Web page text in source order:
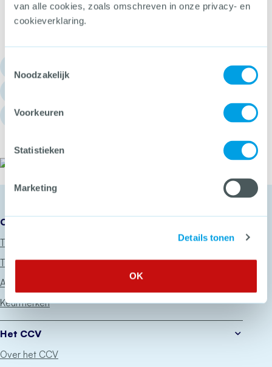
van alle cookies, zoals omschreven in onze privacy- en
cookieverklaring.
Noodzakelijk
Voorkeuren
Statistieken
Marketing
Details tonen
OK
Churchilllaan 11, 3527 GV Utrecht
Onze diensten
Thema’s
Trainingen
Advies
Keurmerken
Het CCV
Over het CCV